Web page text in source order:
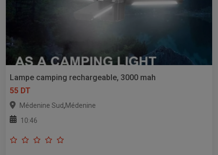
Lampe camping rechargeable, 3000 mah
55 DT
Médenine Sud,Médenine
10:46